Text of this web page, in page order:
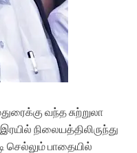
வந்த சுற்றுலா
நிலையத்திலிருந்து
செல்லும் பாதையில்